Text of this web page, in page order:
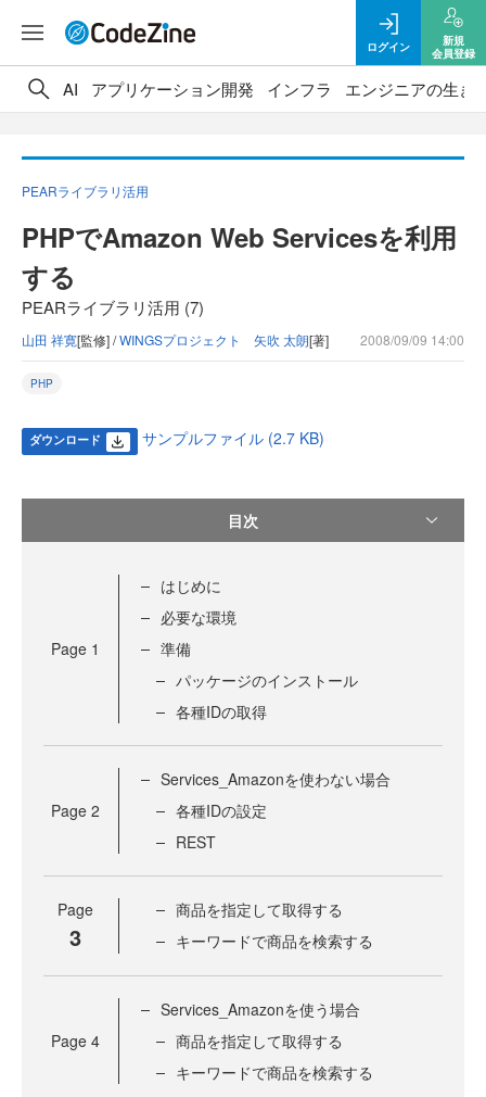
ログイン
新規
会員登録
AI アプリケーション開発 インフラ エンジニアの生き
PEARライブラリ活用
PHPでAmazon Web Servicesを利用
する
PEARライブラリ活用 (7)
山田 祥寛[監修] /WINGSプロジェクト 矢吹 太朗[著] 2008/09/09 14:00
PHP
ダウンロード サンプルファイル (2.7 KB)
目次
Page 1
はじめに
必要な環境
準備
パッケージのインストール
各種IDの取得
Page 2
Services_Amazonを使わない場合
各種IDの設定
REST
Page
3
商品を指定して取得する
キーワードで商品を検索する
Page 4
Services_Amazonを使う場合
商品を指定して取得する
キーワードで商品を検索する